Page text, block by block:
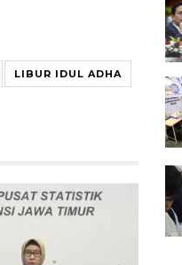
LIBUR IDUL ADHA